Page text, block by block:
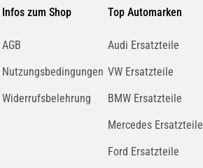
Infos zum Shop
AGB
Nutzungsbedingungen
Widerrufsbelehrung
Top Automarken
Audi Ersatzteile
VW Ersatzteile
BMW Ersatzteile
Mercedes Ersatzteile
Ford Ersatzteile